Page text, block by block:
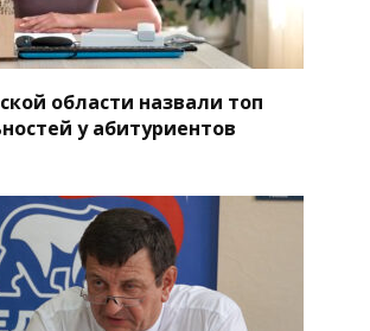
области назвали топ
у абитуриентов